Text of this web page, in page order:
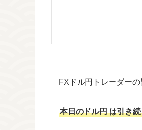
FXドル円トレーダー
本日のドル円 は引き